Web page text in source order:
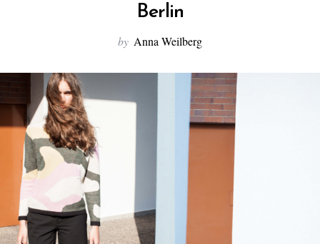
Berlin
by Anna Weilberg